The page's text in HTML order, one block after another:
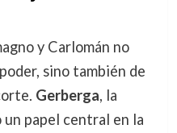
y Carlomán no
sino también de
Gerberga, la
un papel central en la